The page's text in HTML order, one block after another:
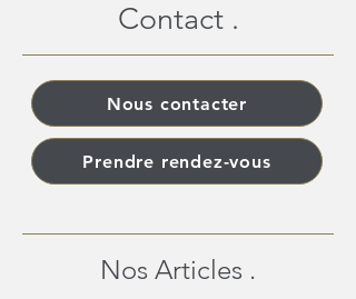
Contact .
Nous contacter
Prendre rendez-vous
Nos Articles .